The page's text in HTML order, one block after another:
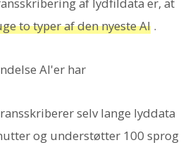
to typer af den nyeste AI .
AI'er har
selv lange lyddata
og understøtter 100 sprog